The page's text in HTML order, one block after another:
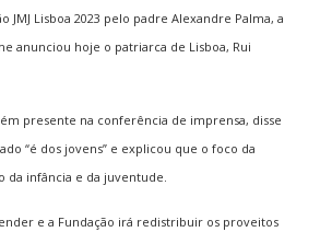
JMJ Lisboa 2023 pelo padre Alexandre Palma, a
anunciou hoje o patriarca de Lisboa, Rui
presente na conferência de imprensa, disse
“é dos jovens” e explicou que o foco da
da infância e da juventude.
e a Fundação irá redistribuir os proveitos